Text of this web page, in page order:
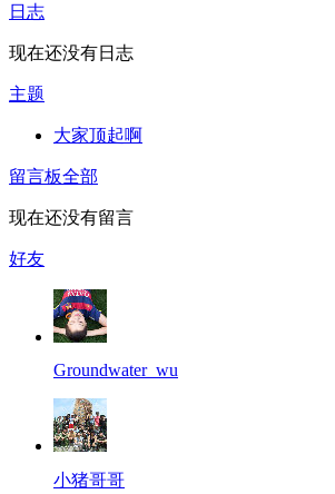
日志
现在还没有日志
主题
大家顶起啊
留言板全部
现在还没有留言
好友
Groundwater_wu
小猪哥哥